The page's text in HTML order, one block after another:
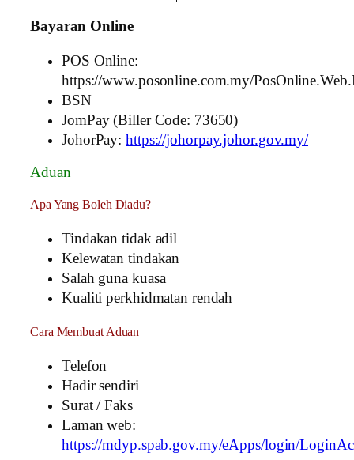
Bayaran Online
POS Online:
https://www.posonline.com.my/
BSN
JomPay (Biller Code: 73650)
JohorPay:https://johorpay.johor.gov.my/
Aduan
Apa Yang Boleh Diadu?
Tindakan tidak adil
Kelewatan tindakan
Salah guna kuasa
Kualiti perkhidmatan rendah
Cara Membuat Aduan
Telefon
Hadir sendiri
Surat / Faks
Laman web:
https://mdyp.spab.gov.my/eApps/login/